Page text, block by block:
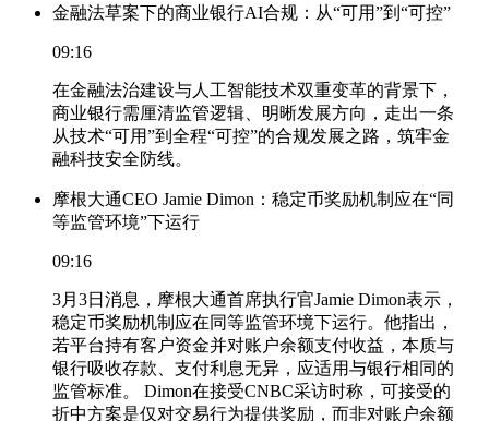
金融法草案下的商业银行AI合规：从“可用”到“可控”
09:16
在金融法治建设与人工智能技术双重变革的背景下，
商业银行需厘清监管逻辑、明晰发展方向，走出一条
从技术“可用”到全程“可控”的合规发展之路，筑牢金
融科技安全防线。
摩根大通CEO Jamie Dimon：稳定币奖励机制应在“同
等监管环境”下运行
09:16
3月3日消息，摩根大通首席执行官Jamie Dimon表示，
稳定币奖励机制应在同等监管环境下运行。他指出，
若平台持有客户资金并对账户余额支付收益，本质与
银行吸收存款、支付利息无异，应适用与银行相同的
监管标准。 Dimon在接受CNBC采访时称，可接受的
折中方案是仅对交易行为提供奖励，而非对账户余额